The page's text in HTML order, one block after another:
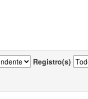
Registro(s)